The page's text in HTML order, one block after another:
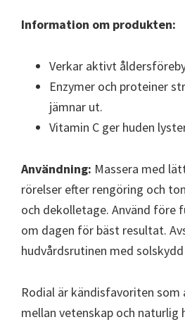
Information om produkten:
Verkar aktivt
Enzymer och proteiner
jämnar ut.
Vitamin C ger huden
Användning: Massera med
rörelser efter rengöring och
och dekolletage. Använd före
om dagen för bäst resultat.
hudvårdsrutinen med
Rodial är kändisfavoriten
mellan vetenskap och naturlig